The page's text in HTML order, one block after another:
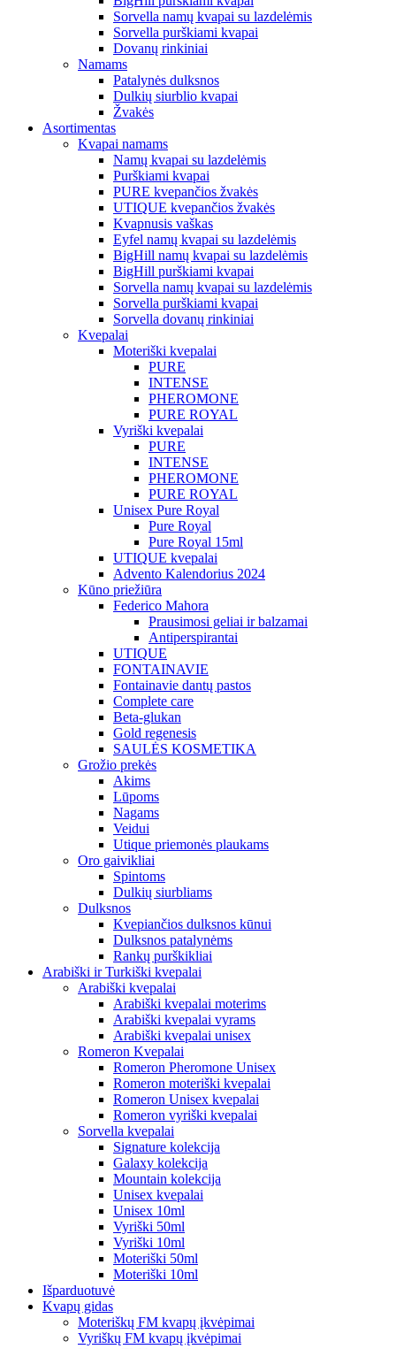
Sorvella namų kvapai su lazdelėmis
Sorvella purškiami kvapai
Dovanų rinkiniai
Namams
Patalynės dulksnos
Dulkių siurblio kvapai
Žvakės
Asortimentas
Kvapai namams
Namų kvapai su lazdelėmis
Purškiami kvapai
PURE kvepančios žvakės
UTIQUE kvepančios žvakės
Kvapnusis vaškas
Eyfel namų kvapai su lazdelėmis
BigHill namų kvapai su lazdelėmis
BigHill purškiami kvapai
Sorvella namų kvapai su lazdelėmis
Sorvella purškiami kvapai
Sorvella dovanų rinkiniai
Kvepalai
Moteriški kvepalai
PURE
INTENSE
PHEROMONE
PURE ROYAL
Vyriški kvepalai
PURE
INTENSE
PHEROMONE
PURE ROYAL
Unisex Pure Royal
Pure Royal
Pure Royal 15ml
UTIQUE kvepalai
Advento Kalendorius 2024
Kūno priežiūra
Federico Mahora
Prausimosi geliai ir balzamai
Antiperspirantai
UTIQUE
FONTAINAVIE
Fontainavie dantų pastos
Complete care
Beta-glukan
Gold regenesis
SAULĖS KOSMETIKA
Grožio prekės
Akims
Lūpoms
Nagams
Veidui
Utique priemonės plaukams
Oro gaivikliai
Spintoms
Dulkių siurbliams
Dulksnos
Kvepiančios dulksnos kūnui
Dulksnos patalynėms
Rankų purškikliai
Arabiški ir Turkiški kvepalai
Arabiški kvepalai
Arabiški kvepalai moterims
Arabiški kvepalai vyrams
Arabiški kvepalai unisex
Romeron Kvepalai
Romeron Pheromone Unisex
Romeron moteriški kvepalai
Romeron Unisex kvepalai
Romeron vyriški kvepalai
Sorvella kvepalai
Signature kolekcija
Galaxy kolekcija
Mountain kolekcija
Unisex kvepalai
Unisex 10ml
Vyriški 50ml
Vyriški 10ml
Moteriški 50ml
Moteriški 10ml
Išparduotuvė
Kvapų gidas
Moteriškų FM kvapų įkvėpimai
Vyriškų FM kvapų įkvėpimai